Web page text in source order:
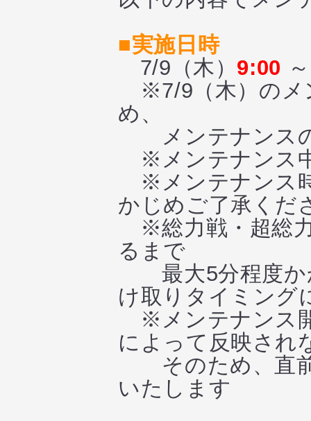
■実施日時
7/9（木） 9:00
※7/9（木）のメ
め、
メンテナンス
※メンテナンス
※メンテナンス
かじめご了承くだ
※総力戦・超総
るまで
最大5分程度か
け取りタイミング
※メンテナンス
によって反映され
そのため、直前
いたします